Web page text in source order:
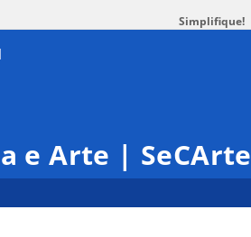
Simplifique!
e Arte | SeCArte